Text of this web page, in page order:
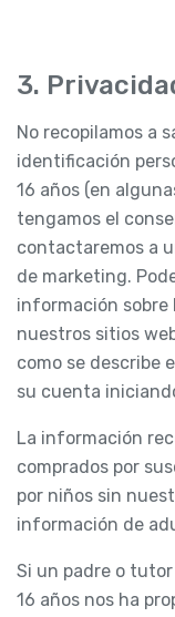
3.
No recopilamos a
identificación
16 años (en
tengamos el
contactaremos a
de marketing.
información sobre
nuestros sitios
como se describe
su cuenta
La información
comprados por
por niños sin
información de
Si un padre o
16 años nos ha